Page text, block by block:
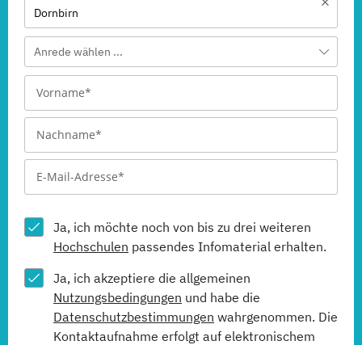
Dornbirn
Anrede wählen ...
Ja, ich möchte noch von bis zu drei weiteren
Hochschulen passendes Infomaterial erhalten.
Ja, ich akzeptiere die allgemeinen
Nutzungsbedingungen und habe die
Datenschutzbestimmungen wahrgenommen. Die
Kontaktaufnahme erfolgt auf elektronischem